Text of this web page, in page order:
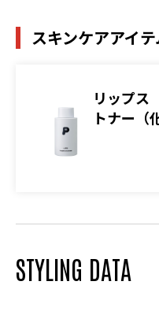
スキンケアアイテ
リップス
トナー（
STYLING DATA